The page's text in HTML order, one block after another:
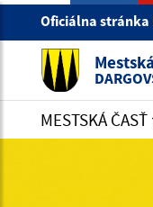
Oficiálna stránka
MESTSKÁ ČASŤ